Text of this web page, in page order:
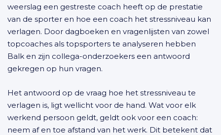
weerslag een gestreste coach heeft op de prestatie
van de sporter en hoe een coach het stressniveau kan
verlagen. Door dagboeken en vragenlijsten van zowel
topcoaches als topsporters te analyseren hebben
Balk en zijn collega-onderzoekers een antwoord
gekregen op hun vragen.
Het antwoord op de vraag hoe het stressniveau te
verlagen is, ligt wellicht voor de hand. Wat voor elk
werkend persoon geldt, geldt ook voor een coach:
neem af en toe afstand van het werk. Dit betekent dat